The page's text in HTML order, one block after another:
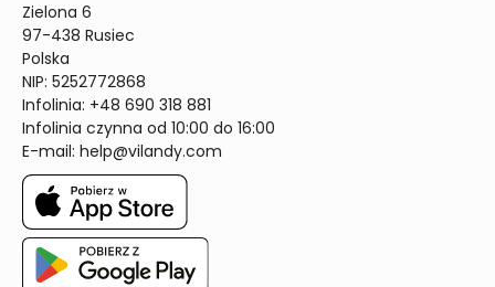
Zielona 6
97-438 Rusiec
Polska
NIP: 5252772868
Infolinia: +48 690 318 881
Infolinia czynna od 10:00 do 16:00
E-mail: help@vilandy.com